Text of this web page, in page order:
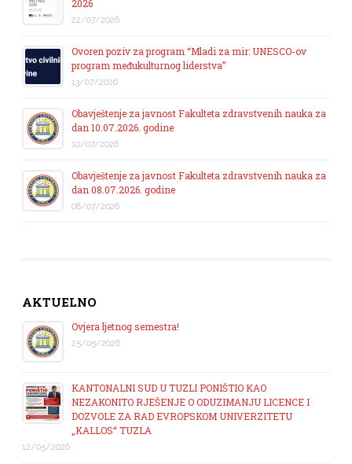
2026
22/07/2026
Ovoren poziv za program “Mladi za mir: UNESCO-ov
program međukulturnog liderstva”
13/07/2026
Obavještenje za javnost Fakulteta zdravstvenih nauka za
dan 10.07.2026. godine
10/07/2026
Obavještenje za javnost Fakulteta zdravstvenih nauka za
dan 08.07.2026. godine
08/07/2026
AKTUELNO
Ovjera ljetnog semestra!
25/05/2026
KANTONALNI SUD U TUZLI PONIŠTIO KAO
NEZAKONITO RJEŠENJE O ODUZIMANJU LICENCE I
DOZVOLE ZA RAD EVROPSKOM UNIVERZITETU
„KALLOS“ TUZLA
12/05/2026